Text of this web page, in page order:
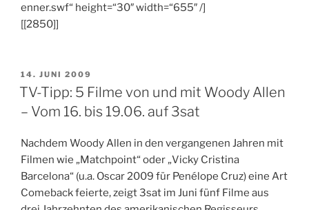
enner.swf“ height=“30″ width=“655″ /]
[[2850]]
VERÖFFENTLICHT
AM
14. JUNI 2009
TV-Tipp: 5 Filme von und mit Woody Allen
– Vom 16. bis 19.06. auf 3sat
Nachdem Woody Allen in den vergangenen Jahren mit
Filmen wie „Matchpoint“ oder „Vicky Cristina
Barcelona“ (u.a. Oscar 2009 für Penélope Cruz) eine Art
Comeback feierte, zeigt 3sat im Juni fünf Filme aus